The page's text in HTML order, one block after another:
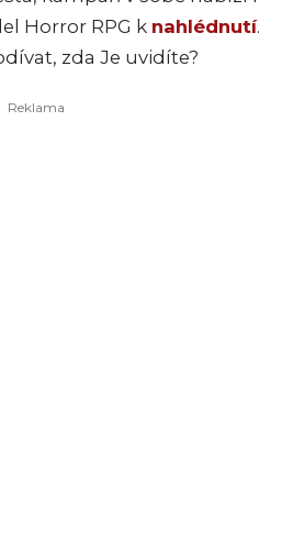
Horror RPG k nahlédnutí.
zda Je uvidíte?